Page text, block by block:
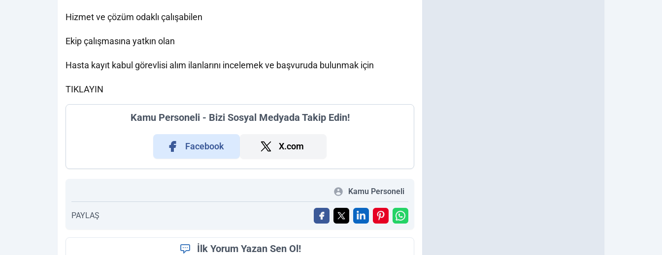
Hizmet ve çözüm odaklı çalışabilen
Ekip çalışmasına yatkın olan
Hasta kayıt kabul görevlisi alım ilanlarını incelemek ve başvuruda bulunmak için
TIKLAYIN
Kamu Personeli - Bizi Sosyal Medyada Takip Edin!
Facebook X.com
Kamu Personeli
PAYLAŞ
İlk Yorum Yazan Sen Ol!